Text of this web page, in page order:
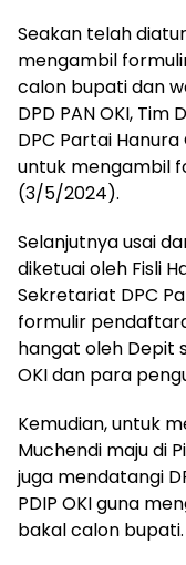
Seakan telah
mengambil
calon bupati dan
DPD PAN OKI,
DPC Partai
untuk mengambil
(3/5/2024).
Selanjutnya usai
diketuai oleh Fisli
Sekretariat DPC
formulir
hangat oleh Depit
OKI dan para
Kemudian, untuk
Muchendi maju di
juga mendatangi
PDIP OKI guna
bakal calon bupati.